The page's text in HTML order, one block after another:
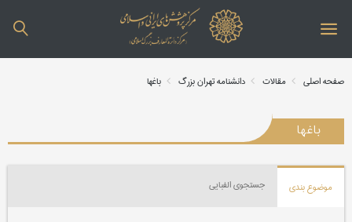
صفحه اصلی مقالات دانشنامه تهران بزرگ باغها
باغها
موضوع بندی جستجوی الفبایی